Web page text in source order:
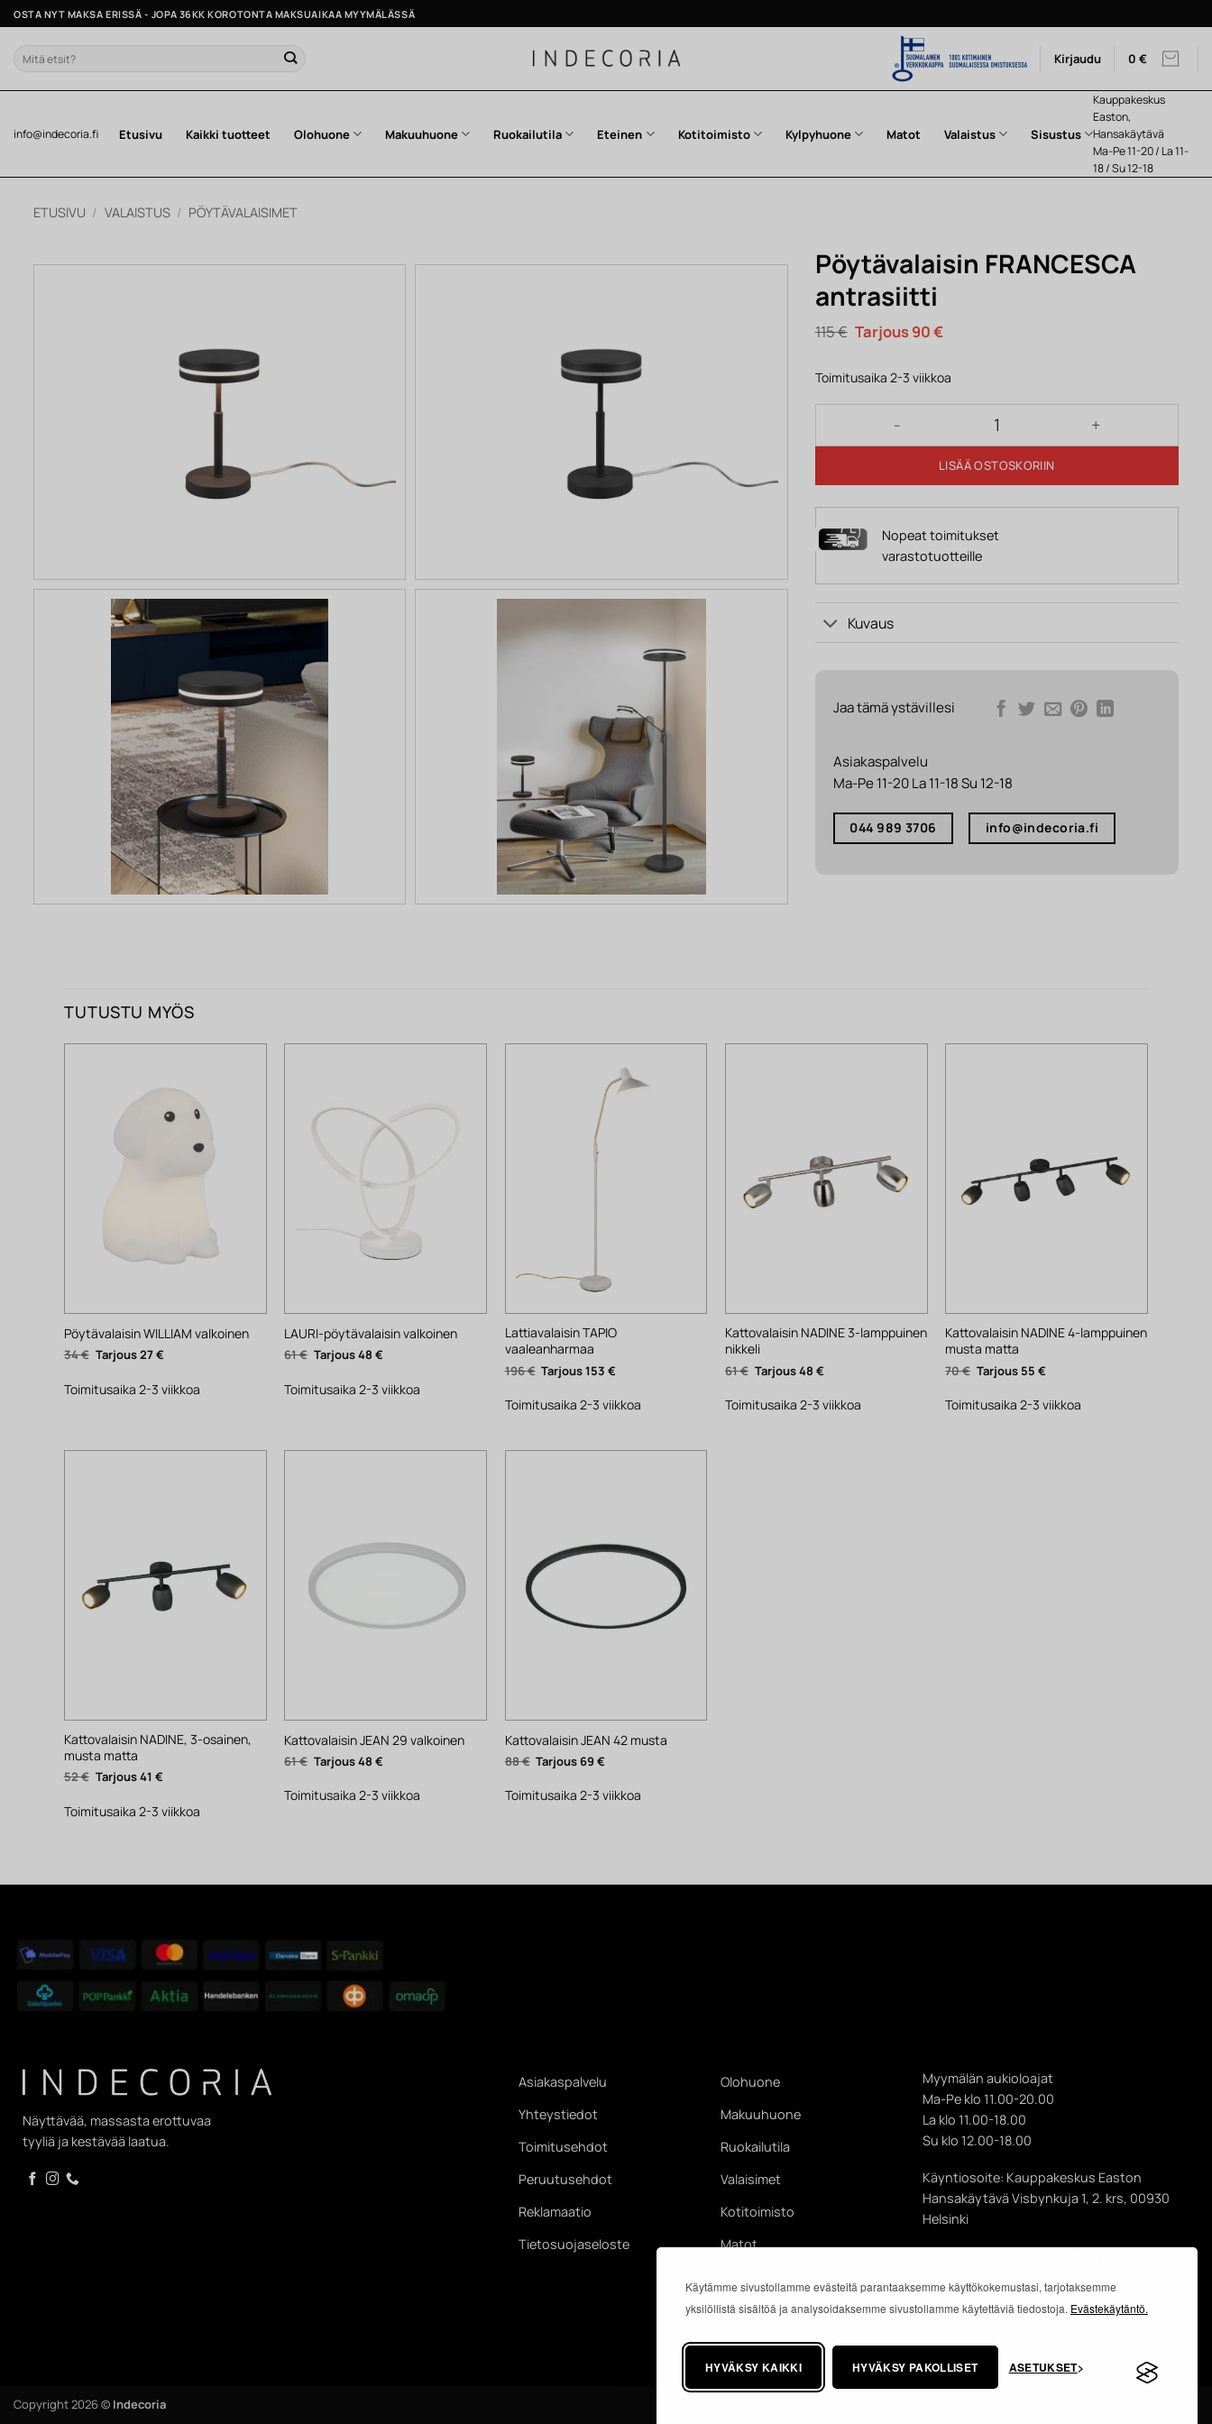
Käytämme sivustollamme evästeitä parantaaksemme käyttökokemustasi, tarjotaksemme
yksilöllistä sisältöä ja analysoidaksemme sivustollamme käytettäviä tiedostoja. Evästekäytäntö.
HYVÄKSY KAIKKI HYVÄKSY PAKOLLISET ASETUKSET
Skip
to
content
OSTA NYT MAKSA ERISSÄ - JOPA 36KK KOROTONTA MAKSUAIKAA MYYMÄLÄSSÄ
Etsi: Kirjaudu 0 €
info@indecoria.fi Etusivu Kaikki tuotteet Olohuone Makuuhuone Ruokailutila Eteinen Kotitoimisto Kylpyhuone Matot Valaistus Sisustus
Kauppakeskus
Easton,
Hansakäytävä
Ma-Pe 11-20 / La 11-
18 / Su 12-18
ETUSIVU / VALAISTUS / PÖYTÄVALAISIMET
Pöytävalaisin FRANCESCA
antrasiitti
115€ Alkuperäinen
hinta
115 €.
90€Nykyinen
90 €.
Toimitusaika 2-3 viikkoa
Pöytävalaisin FRANCESCA antrasiitti määrä
LISÄÄ OSTOSKORIIN
Nopeat toimitukset
varastotuotteille
Kuvaus
Jaa tämä ystävillesi
Asiakaspalvelu
Ma-Pe 11-20 La 11-18 Su 12-18
044 989 3706 info@indecoria.fi
TUTUSTU MYÖS
Pöytävalaisin WILLIAM valkoinen
34€ Alkuperäinen
hinta
34 €.
27€Nykyinen
hinta
27 €.
Toimitusaika 2-3 viikkoa
LAURI-pöytävalaisin valkoinen
61€ Alkuperäinen
hinta
61 €.
48€
48 €.
Toimitusaika 2-3 viikkoa
Lattiavalaisin TAPIO
vaaleanharmaa
196€ Alkuperäinen
hinta
196 €.
153€
153 €.
Toimitusaika 2-3 viikkoa
Kattovalaisin NADINE 3-lamppuinen
nikkeli
61€ Alkuperäinen
hinta
61 €.
48 €Nykyinen
hinta
48 €.
Toimitusaika 2-3 viikkoa
Kattovalaisin NADINE 4-lamppuinen
musta matta
70€ Alkuperäinen
hinta
70 €.
55€
55 €.
Toimitusaika 2-3 viikkoa
Kattovalaisin NADINE, 3-osainen,
musta matta
52€ Alkuperäinen
hinta
52 €.
41 €Nykyinen
41 €.
Toimitusaika 2-3 viikkoa
Kattovalaisin JEAN 29 valkoinen
61€ Alkuperäinen
hinta
61 €.
48€
48 €.
Toimitusaika 2-3 viikkoa
Kattovalaisin JEAN 42 musta
88€ Alkuperäinen
hinta
88 €.
69€
69 €.
Toimitusaika 2-3 viikkoa
Näyttävää, massasta erottuvaa
tyyliä ja kestävää laatua.
Asiakaspalvelu
Yhteystiedot
Toimitusehdot
Peruutusehdot
Reklamaatio
Tietosuojaseloste
Olohuone
Makuuhuone
Ruokailutila
Valaisimet
Kotitoimisto
Matot
Myymälän aukioloajat
Ma-Pe klo 11.00-20.00
La klo 11.00-18.00
Su klo 12.00-18.00
Käyntiosoite: Kauppakeskus Easton
Hansakäytävä Visbynkuja 1, 2. krs, 00930
Helsinki
Copyright 2026 © Indecoria